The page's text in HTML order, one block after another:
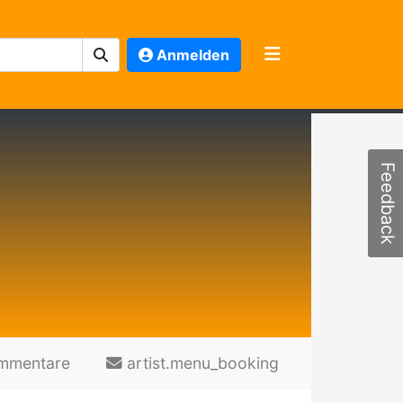
Anmelden
artist.menu_booking
Feedback